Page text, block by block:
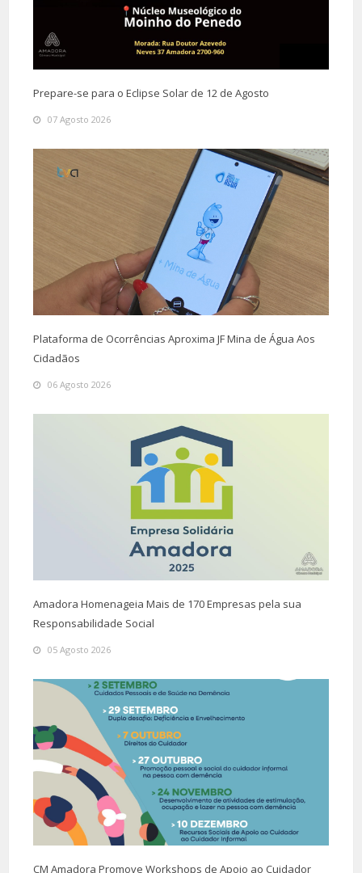
Prepare-se para o Eclipse Solar de 12 de Agosto
07 Agosto 2026
Plataforma de Ocorrências Aproxima JF Mina de Água Aos
Cidadãos
06 Agosto 2026
Amadora Homenageia Mais de 170 Empresas pela sua
Responsabilidade Social
05 Agosto 2026
CM Amadora Promove Workshops de Apoio ao Cuidador